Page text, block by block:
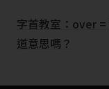
字首教室：over
道意思嗎？